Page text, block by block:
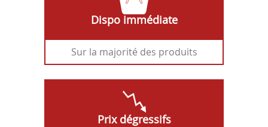
Dispo immédiate
Sur la majorité des produits
Prix dégressifs